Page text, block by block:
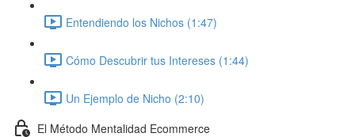
Entendiendo los Nichos (1:47)
Cómo Descubrir tus Intereses (1:44)
Un Ejemplo de Nicho (2:10)
El Método Mentalidad Ecommerce